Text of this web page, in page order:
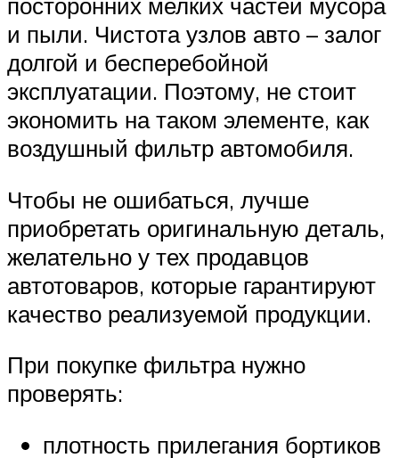
и пыли. Чистота узлов авто – залог
долгой и бесперебойной
эксплуатации. Поэтому, не стоит
экономить на таком элементе, как
воздушный фильтр автомобиля.
Чтобы не ошибаться, лучше
приобретать оригинальную деталь,
желательно у тех продавцов
автотоваров, которые гарантируют
качество реализуемой продукции.
При покупке фильтра нужно
проверять:
плотность прилегания бортиков